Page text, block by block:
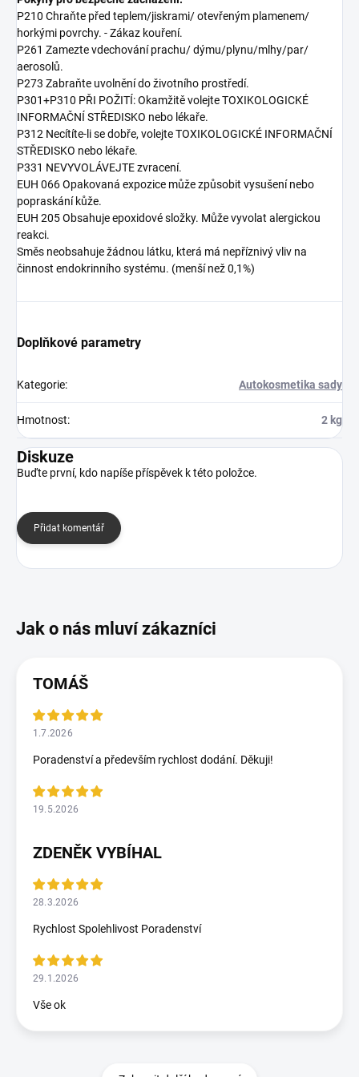
P210 Chraňte před teplem/jiskrami/ otevřeným plamenem/
horkými povrchy. - Zákaz kouření.
P261 Zamezte vdechování prachu/ dýmu/plynu/mlhy/par/
aerosolů.
P273 Zabraňte uvolnění do životního prostředí.
P301+P310 PŘI POŽITÍ: Okamžitě volejte TOXIKOLOGICKÉ
INFORMAČNÍ STŘEDISKO nebo lékaře.
P312 Necítíte-li se dobře, volejte TOXIKOLOGICKÉ INFORMAČNÍ
STŘEDISKO nebo lékaře.
P331 NEVYVOLÁVEJTE zvracení.
EUH 066 Opakovaná expozice může způsobit vysušení nebo
popraskání kůže.
EUH 205 Obsahuje epoxidové složky. Může vyvolat alergickou
reakci.
Směs neobsahuje žádnou látku, která má nepříznivý vliv na
činnost endokrinního systému. (menší než 0,1%)
Doplňkové parametry
Kategorie: Autokosmetika sady
Hmotnost: 2 kg
Diskuze
Buďte první, kdo napíše příspěvek k této položce.
Přidat komentář
TOMÁŠ
1.7.2026
Poradenství a především rychlost dodání. Děkuji!
19.5.2026
ZDENĚK VYBÍHAL
28.3.2026
Rychlost Spolehlivost Poradenství
29.1.2026
Vše ok